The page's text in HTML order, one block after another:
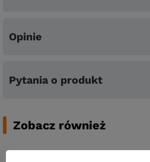
Opinie
Pytania o produkt
Zobacz również